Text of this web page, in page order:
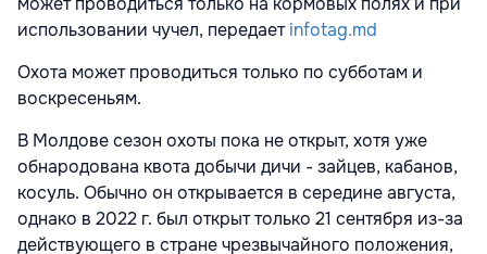
использовании чучел, передаетinfotag.md
Охота может проводиться только по субботам и
воскресеньям.
В Молдове сезон охоты пока не открыт, хотя уже
обнародована квота добычи дичи - зайцев, кабанов,
косуль. Обычно он открывается в середине августа,
однако в 2022 г. был открыт только 21 сентября из-за
действующего в стране чрезвычайного положения,